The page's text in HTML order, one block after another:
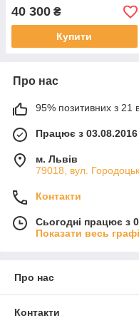
40 300 ₴
Купити
Про нас
95% позитивних з 21
Працює з 03.08.2016
м. Львів
79018, вул.
Контакти
Сьогодні працює з
Показати весь
Про нас
Контакти